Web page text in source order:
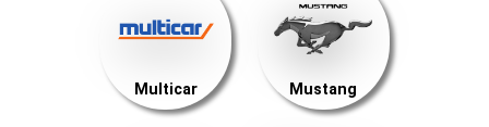
Multicar Mustang